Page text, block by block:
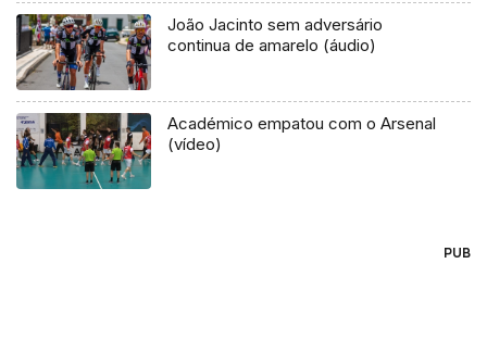
João Jacinto sem adversário
continua de amarelo (áudio)
Académico empatou com o Arsenal
(vídeo)
PUB